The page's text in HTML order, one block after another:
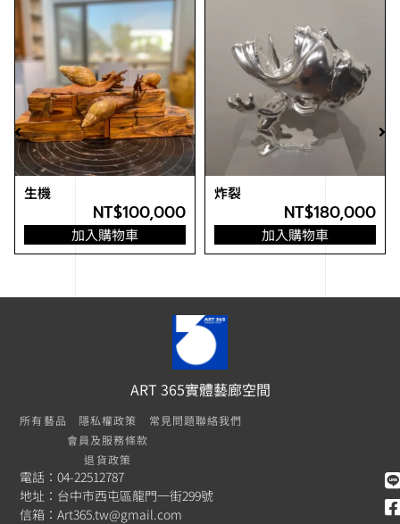
生機
NT$100,000
加入購物車
炸裂
NT$180,000
加入購物車
ART 365實體藝廊空間
所有藝品
隱私權政策
會員及服務條款
退貨政策
常見問題聯絡我們
電話：04-22512787
地址：台中市西屯區龍門一街299號
信箱：Art365.tw@gmail.com